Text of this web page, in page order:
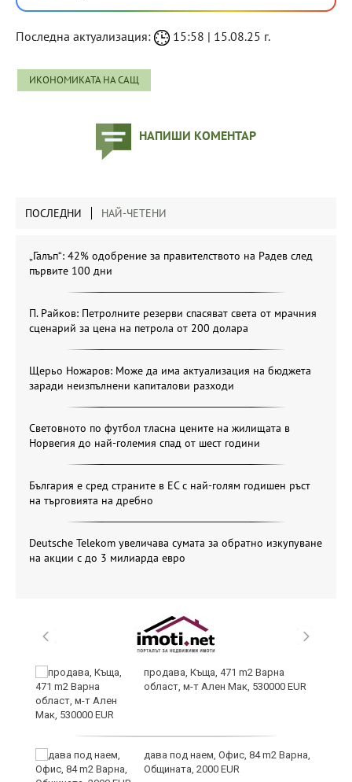
Последна актуализация: 15:58 | 15.08.25 г.
ИКОНОМИКАТА НА САЩ
НАПИШИ КОМЕНТАР
ПОСЛЕДНИ НАЙ-ЧЕТЕНИ
„Галъп“: 42% одобрение за правителството на Радев след
първите 100 дни
П. Райков: Петролните резерви спасяват света от мрачния
сценарий за цена на петрола от 200 долара
Щерьо Ножаров: Може да има актуализация на бюджета
заради неизпълнени капиталови разходи
Световното по футбол тласна цените на жилищата в
Норвегия до най-големия спад от шест години
България е сред страните в ЕС с най-голям годишен ръст
на търговията на дребно
Deutsche Telekom увеличава сумата за обратно изкупуване
на акции с до 3 милиарда евро
продава, Къща, 471 m2 Варна
област, м-т Ален Мак, 530000 EUR
дава под наем, Офис, 84 m2 Варна,
Общината, 2000 EUR